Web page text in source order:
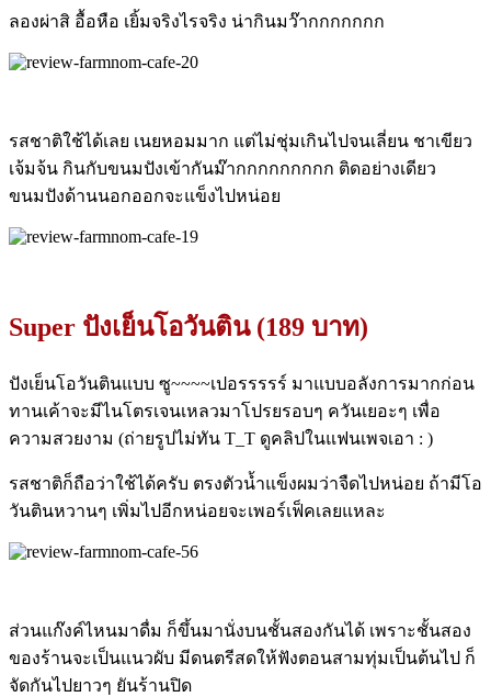
ลองผ่าสิ อื้อหือ เยิ้มจริงไรจริง น่ากินมว๊ากกกกกกก
รสชาติใช้ได้เลย เนยหอมมาก แต่ไม่ชุ่มเกินไปจนเลี่ยน ชาเขียว
เจ้มจ้น กินกับขนมปังเข้ากันม๊ากกกกกกกกก ติดอย่างเดียว
ขนมปังด้านนอกออกจะแข็งไปหน่อย
Super ปังเย็นโอวันติน (189 บาท)
ปังเย็นโอวันตินแบบ ซู~~~~เปอรรรรร์ มาแบบอลังการมากก่อน
ทานเค้าจะมีไนโตรเจนเหลวมาโปรยรอบๆ ควันเยอะๆ เพื่อ
ความสวยงาม (ถ่ายรูปไม่ทัน T_T ดูคลิปในแฟนเพจเอา : )
รสชาติก็ถือว่าใช้ได้ครับ ตรงตัวน้ำแข็งผมว่าจืดไปหน่อย ถ้ามีโอ
วันตินหวานๆ เพิ่มไปอีกหน่อยจะเพอร์เฟ็คเลยแหละ
ส่วนแก๊งค์ไหนมาดื่ม ก็ขึ้นมานั่งบนชั้นสองกันได้ เพราะชั้นสอง
ของร้านจะเป็นแนวผับ มีดนตรีสดให้ฟังตอนสามทุ่มเป็นต้นไป ก็
จัดกันไปยาวๆ ยันร้านปิด